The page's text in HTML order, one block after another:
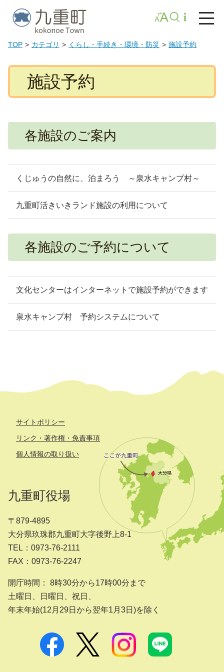
TOP カテゴリ くらし・手続き・環境・防災 施設予約
施設予約
各施設のご案内
くじゅうの自然に、泊まろう ～泉水キャンプ村～
九重町活きいきランド施設の利用について
各施設のご予約について
文化センターはインターネットで施設予約ができます
泉水キャンプ村 予約システムについて
サイトポリシー
リンク・著作権・免責事項
個人情報の取り扱い
九重町役場
〒879-4895
大分県玖珠郡九重町大字後野上8-1
TEL：0973-76-2111
FAX：0973-76-2247
開庁時間： 8時30分から17時00分まで
土曜日、日曜日、祝日、
年末年始(12月29日から翌年1月3日)を除く